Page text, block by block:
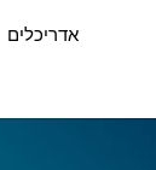
אדריכלים